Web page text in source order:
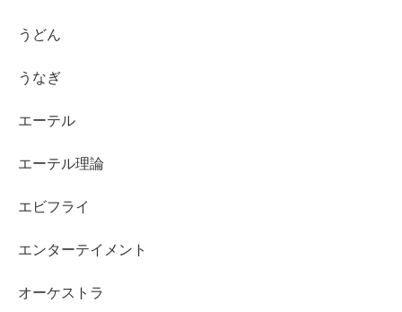
うどん
うなぎ
エーテル
エーテル理論
エビフライ
エンターテイメント
オーケストラ